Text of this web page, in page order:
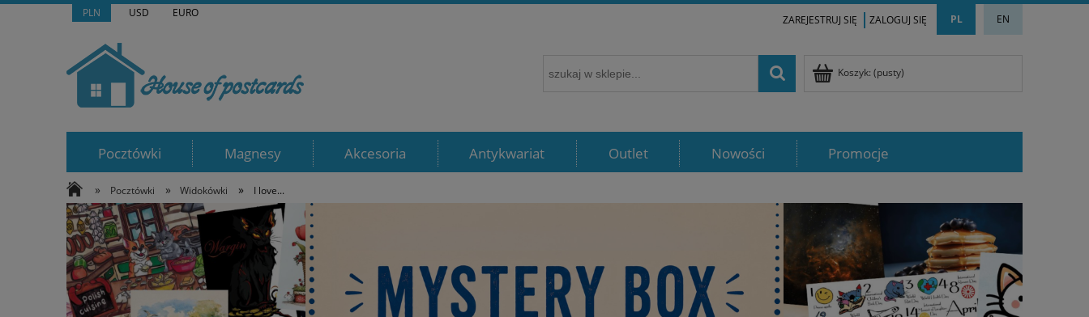
PLN USD EURO PL EN
ZAREJESTRUJ SIĘ ZALOGUJ SIĘ
Koszyk: (pusty)
Pocztówki Magnesy Akcesoria Antykwariat Outlet Nowości Promocje
» Pocztówki » Widokówki » I love...